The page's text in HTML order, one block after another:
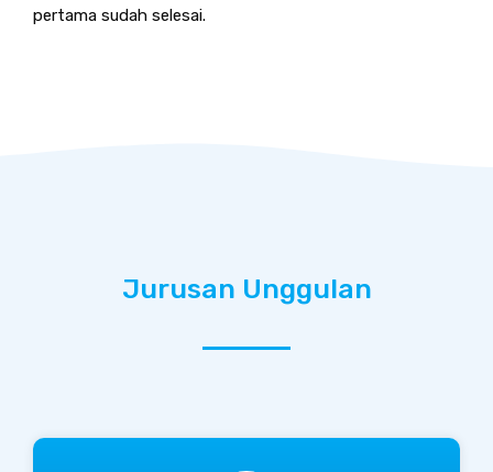
pertama sudah selesai.
Jurusan Unggulan